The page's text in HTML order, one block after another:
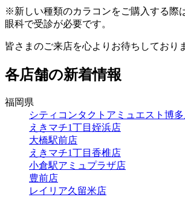
※新しい種類のカラコンをご購入する際
眼科で受診が必要です。
皆さまのご来店を心よりお待ちしており
各店舗の新着情報
福岡県
シティコンタクトアミュエスト博
えきマチ1丁目姪浜店
大橋駅前店
えきマチ1丁目香椎店
小倉駅アミュプラザ店
豊前店
レイリア久留米店